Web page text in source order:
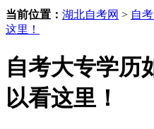
当前位置： 湖北自考网 > 自
这里！
自考大专学历
以看这里！